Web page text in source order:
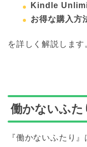
Kindle
お得な購入方
を詳しく解説します
働かないふた
『働かないふたり